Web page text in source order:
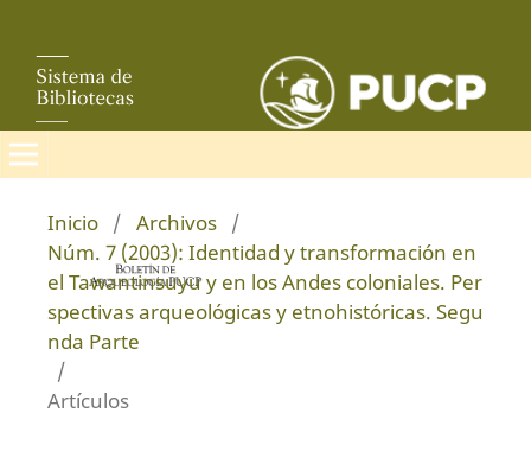
Inicio / Archivos /
Núm. 7 (2003): Identidad y transformación en
el Tawantinsuyu y en los Andes coloniales. Per
spectivas arqueológicas y etnohistóricas. Segu
nda Parte
/
Artículos